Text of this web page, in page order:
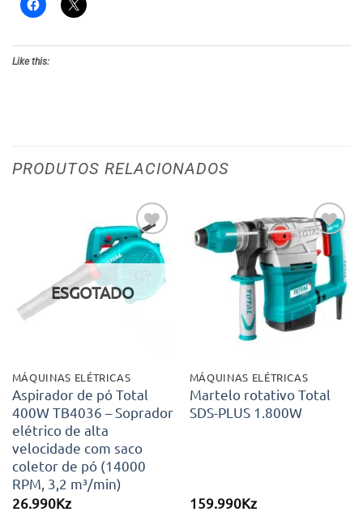
Like this:
PRODUTOS RELACIONADOS
Adicionar
aos meus
ESGOTADO
MÁQUINAS ELÉTRICAS
Aspirador de pó Total
400W TB4036 – Soprador
elétrico de alta
velocidade com saco
coletor de pó (14000
RPM, 3,2 m³/min)
26.990Kz
Adicionar
aos meus
desejos
MÁQUINAS ELÉTRICAS
Martelo rotativo Total
SDS-PLUS 1.800W
159.990Kz